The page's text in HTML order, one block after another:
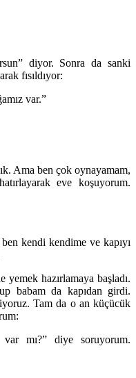
diyor. Sonra da sanki
fısıldıyor:
var.”
Ama ben çok oynayamam,
eve koşuyorum.
kendi kendime ve kapıyı
hazırlamaya başladı.
babam da kapıdan girdi.
Tam da o an küçücük
mı?” diye soruyorum.